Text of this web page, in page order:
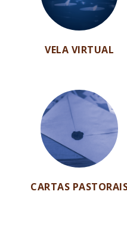
VELA VIRTUAL
CARTAS